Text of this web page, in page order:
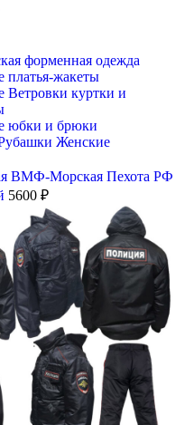
форменная одежда
платья-жакеты
Ветровки куртки и
юбки и брюки
Женские
ВМФ-Морская Пехота РФ
5600 ₽